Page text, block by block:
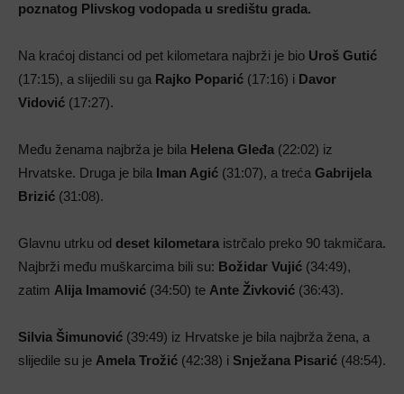
poznatog Plivskog vodopada u središtu grada.
Na kraćoj distanci od pet kilometara najbrži je bio Uroš Gutić
(17:15), a slijedili su ga Rajko Poparić (17:16) i Davor
Vidović (17:27).
Među ženama najbrža je bila Helena Gleđa (22:02) iz
Hrvatske. Druga je bila Iman Agić (31:07), a treća Gabrijela
Brizić (31:08).
Glavnu utrku od deset kilometara istrčalo preko 90 takmičara.
Najbrži među muškarcima bili su: Božidar Vujić (34:49),
zatim Alija Imamović (34:50) te Ante Živković (36:43).
Silvia Šimunović (39:49) iz Hrvatske je bila najbrža žena, a
slijedile su je Amela Trožić (42:38) i Snježana Pisarić (48:54).